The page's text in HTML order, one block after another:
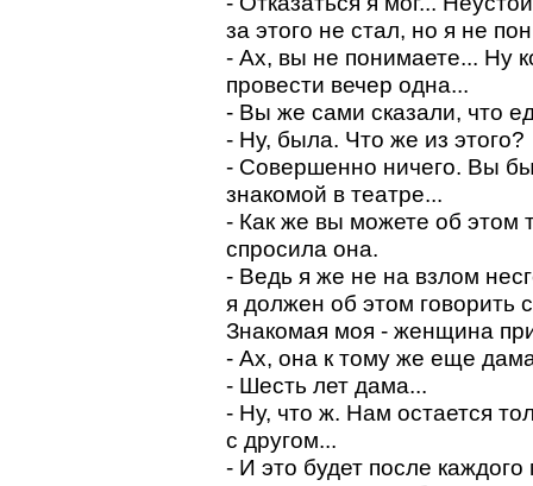
за этого не стал, но я не
- Ах, вы не понимаете... Ну
провести вечер одна...
- Вы же сами сказали, что
- Ну, была. Что же из этого?
- Совершенно ничего. Вы
знакомой в театре...
- Как же вы можете об этом
спросила она.
- Ведь я же не на взлом
я должен об этом говорить
Знакомая моя - женщина
- Ах, она к тому же еще
- Шесть лет дама...
- Ну, что ж. Нам остается
с другом...
- И это будет после